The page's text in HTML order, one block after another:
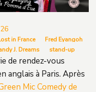
in France
Fred Eyangoh
J. Dreams stand-up
de rendez-vous
anglais à Paris. Après
Mic Comedy de